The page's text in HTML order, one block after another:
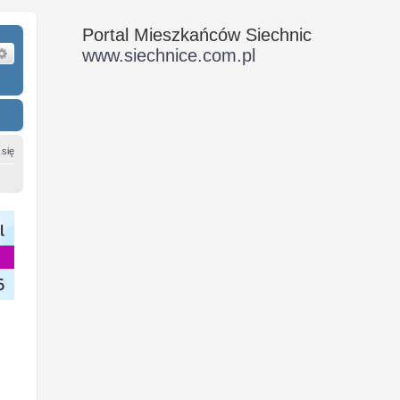
Wyszukiwanie zaawansowane
się
Portal Mieszkańców Siechnic
www.siechnice.com.pl